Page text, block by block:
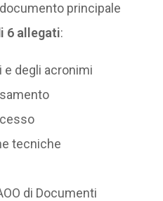
principale
6 allegati:
e degli acronimi
tecniche
di Documenti